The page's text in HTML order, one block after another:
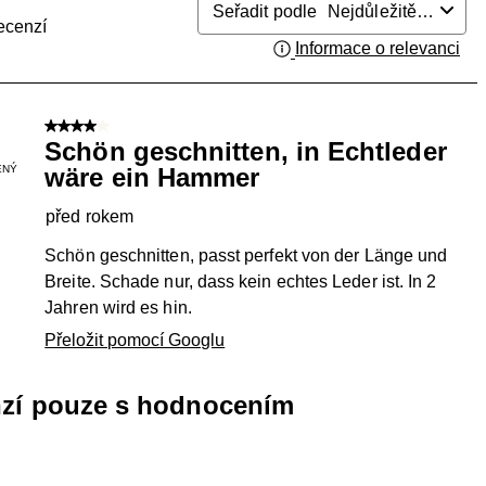
Seřadit podle
Nejdůležitější
Informace o relevanci
4 z 5 hvězdiček.
Schön geschnitten, in Echtleder
wäre ein Hammer
před rokem
Schön geschnitten, passt perfekt von der Länge und
Breite. Schade nur, dass kein echtes Leder ist. In 2
Jahren wird es hin.
Přeložit pomocí Googlu
pouze s hodnocením